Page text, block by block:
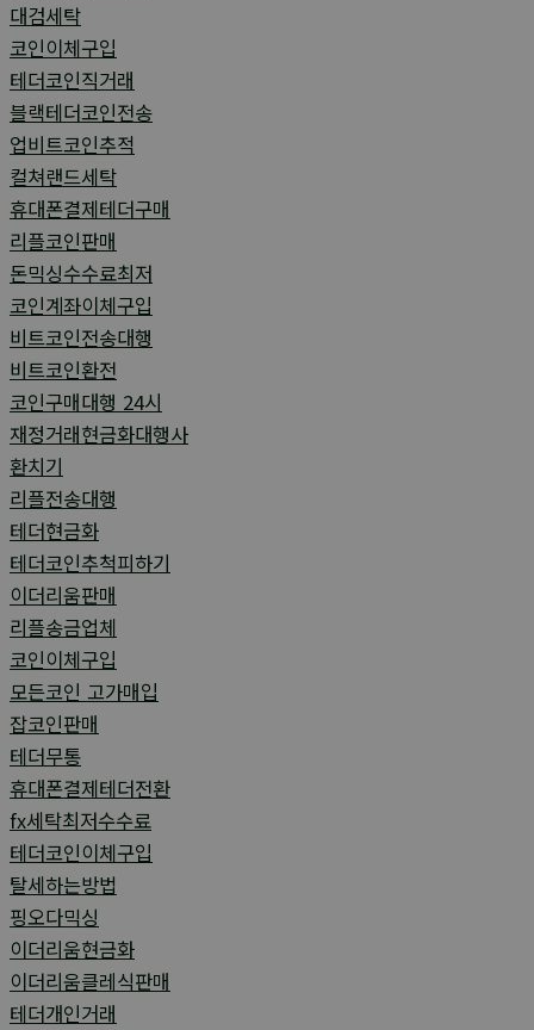
대검세탁
코인이체구입
테더코인직거래
블랙테더코인전송
업비트코인추적
컬쳐랜드세탁
휴대폰결제테더구매
리플코인판매
돈믹싱수수료최저
코인계좌이체구입
비트코인전송대행
비트코인환전
코인구매대행 24시
재정거래현금화대행사
환치기
리플전송대행
테더현금화
테더코인추척피하기
이더리움판매
리플송금업체
코인이체구입
모든코인 고가매입
잡코인판매
테더무통
휴대폰결제테더전환
fx세탁최저수수료
테더코인이체구입
탈세하는방법
핑오다믹싱
이더리움현금화
이더리움클레식판매
테더개인거래